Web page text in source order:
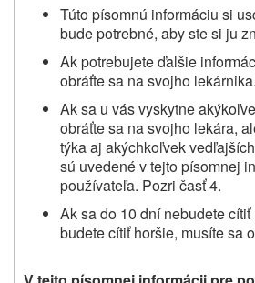
Túto písomnú informáciu si
bude potrebné, aby ste si ju
Ak potrebujete ďalšie
obráťte sa na svojho lekárnika.
Ak sa u vás vyskytne
obráťte sa na svojho lekára,
týka aj akýchkoľvek
sú uvedené v tejto písomnej
používateľa. Pozri časť 4.
Ak sa do 10 dnínebudete cítiť
budete cítiť horšie, musíte sa